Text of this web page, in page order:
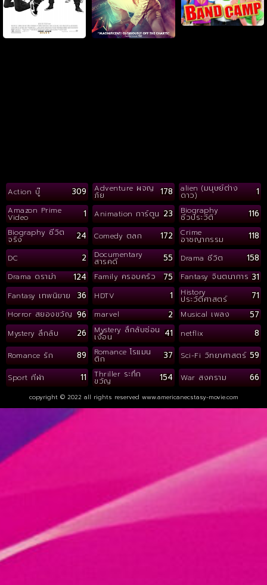
Action บู๊ 309 Adventure ผจญ
ภัย 178 alien (มนุษย์ต่าง
ดาว) 1
Amazon Prime
Video 1 Animation การ์ตูน 23 Biography
ชีวประวัติ 116
Biography ชีวิต
จริง 24 Comedy ตลก 172 Crime
อาชญากรรม 118
DC 2 Documentary
สารคดี 55 Drama ชีวิต 158
Drama ดราม่า 124 Family ครอบครัว 75 Fantasy จินตนาการ 31
Fantasy เทพนิยาย 36 HDTV 1 History
ประวัติศาสตร์ 71
Horror สยองขวัญ 96 marvel 2 Musical เพลง 57
Mystery ลึกลับ 26 Mystery ลึกลับซ่อน
เงื่อน 41 netflix 8
Romance รัก 89 Romance โรแมน
ติก 37 Sci-Fi วิทยาศาสตร์ 59
Sport กีฬา 11 Thriller ระทึก
ขวัญ 154 War สงคราม 66
copyright © 2022 all rights reserved www.americanecstasy-movie.com